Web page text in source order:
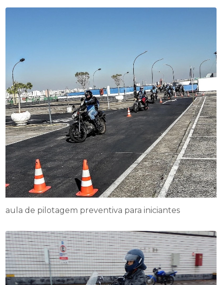
aula de pilotagem preventiva para iniciantes